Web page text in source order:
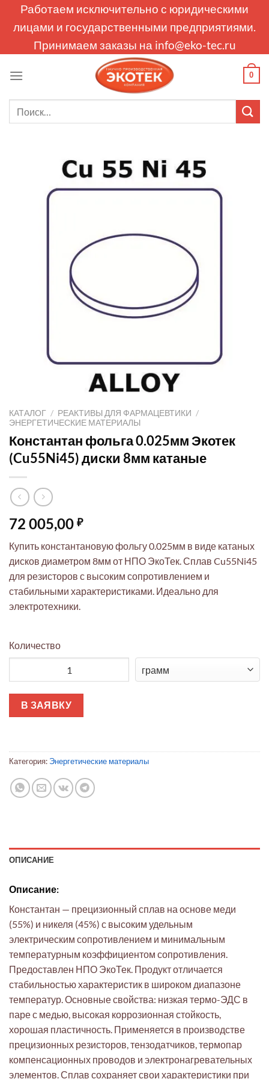
Работаем исключительно с юридическими
лицами и государственными предприятиями.
Принимаем заказы на info@eko-tec.ru
0
КАТАЛОГ / РЕАКТИВЫ ДЛЯ ФАРМАЦЕВТИКИ /
ЭНЕРГЕТИЧЕСКИЕ МАТЕРИАЛЫ
Константан фольга 0.025мм Экотек
(Cu55Ni45) диски 8мм катаные
72 005,00 ₽
Купить константановую фольгу 0.025мм в виде катаных
дисков диаметром 8мм от НПО ЭкоТек. Сплав Cu55Ni45
для резисторов с высоким сопротивлением и
стабильными характеристиками. Идеально для
электротехники.
Количество
В ЗАЯВКУ
Категория: Энергетические материалы
ОПИСАНИЕ
Описание:
Константан — прецизионный сплав на основе меди
(55%) и никеля (45%) с высоким удельным
электрическим сопротивлением и минимальным
температурным коэффициентом сопротивления.
Предоставлен НПО ЭкоТек. Продукт отличается
стабильностью характеристик в широком диапазоне
температур. Основные свойства: низкая термо-ЭДС в
паре с медью, высокая коррозионная стойкость,
хорошая пластичность. Применяется в производстве
прецизионных резисторов, тензодатчиков, термопар
компенсационных проводов и электронагревательных
элементов. Сплав сохраняет свои характеристики при